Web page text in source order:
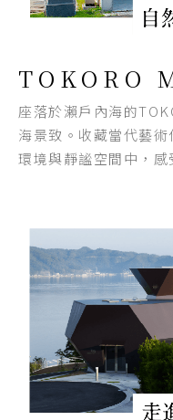
TOKORO
座落於瀨戶內海的
海景致。收藏當代藝
環境與靜謐空間中，感